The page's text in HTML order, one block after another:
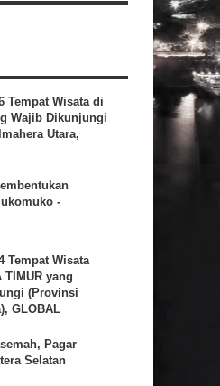
Tempat Wisata di
Wajib Dikunjungi
Utara,
-
Tempat Wisata
TIMUR yang
(Provinsi
GLOBAL
Pagar
Selatan